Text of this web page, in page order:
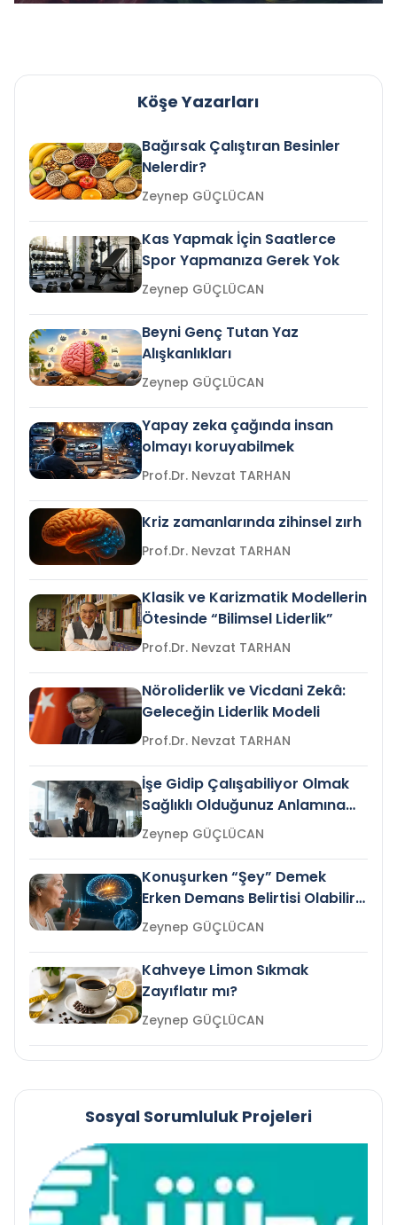
Köşe Yazarları
Bağırsak Çalıştıran Besinler
Nelerdir?
Zeynep GÜÇLÜCAN
Kas Yapmak İçin Saatlerce
Spor Yapmanıza Gerek Yok
Zeynep GÜÇLÜCAN
Beyni Genç Tutan Yaz
Alışkanlıkları
Zeynep GÜÇLÜCAN
Yapay zeka çağında insan
olmayı koruyabilmek
Prof.Dr. Nevzat TARHAN
Kriz zamanlarında zihinsel zırh
Prof.Dr. Nevzat TARHAN
Klasik ve Karizmatik Modellerin
Ötesinde “Bilimsel Liderlik”
Prof.Dr. Nevzat TARHAN
Nöroliderlik ve Vicdani Zekâ:
Geleceğin Liderlik Modeli
Prof.Dr. Nevzat TARHAN
İşe Gidip Çalışabiliyor Olmak
Sağlıklı Olduğunuz Anlamına
Gelir mi?Zeynep GÜÇLÜCAN
Konuşurken “Şey” Demek
Erken Demans Belirtisi Olabilir
mi?
Zeynep GÜÇLÜCAN
Kahveye Limon Sıkmak
Zayıflatır mı?
Zeynep GÜÇLÜCAN
Sosyal Sorumluluk Projeleri